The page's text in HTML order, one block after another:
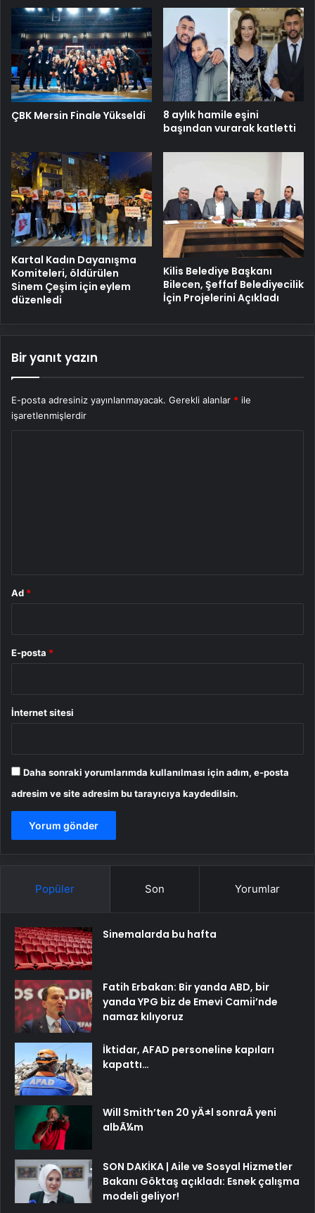
ÇBK Mersin Finale Yükseldi
8 aylık hamile eşini
başından vurarak katletti
Kartal Kadın Dayanışma
Komiteleri, öldürülen
Sinem Çeşim için eylem
düzenledi
Kilis Belediye Başkanı
Bilecen, Şeffaf Belediyecilik
İçin Projelerini Açıkladı
Bir yanıt yazın
E-posta adresiniz yayınlanmayacak. Gerekli alanlar * ile
işaretlenmişlerdir
Ad *
E-posta *
İnternet sitesi
Daha sonraki yorumlarımda kullanılması için adım, e-posta
adresim ve site adresim bu tarayıcıya kaydedilsin.
Popüler Son Yorumlar
Sinemalarda bu hafta
Fatih Erbakan: Bir yanda ABD, bir
yanda YPG biz de Emevi Camii’nde
namaz kılıyoruz
İktidar, AFAD personeline kapıları
kapattı…
Will Smith’ten 20 yÄ±l sonraÂ yeni
albÃ¼m
SON DAKİKA | Aile ve Sosyal Hizmetler
Bakanı Göktaş açıkladı: Esnek çalışma
modeli geliyor!